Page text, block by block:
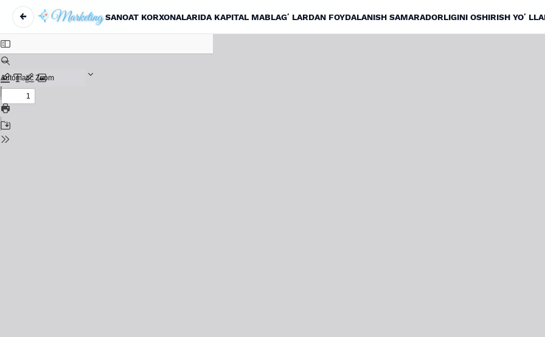
←
Maqola tafsilotlariga qaytish
SANOAT KORXONALARIDA KAPITAL MABLAGʻLARDAN FOYDALANISH SAMARADORLIGINI OSHIRISH